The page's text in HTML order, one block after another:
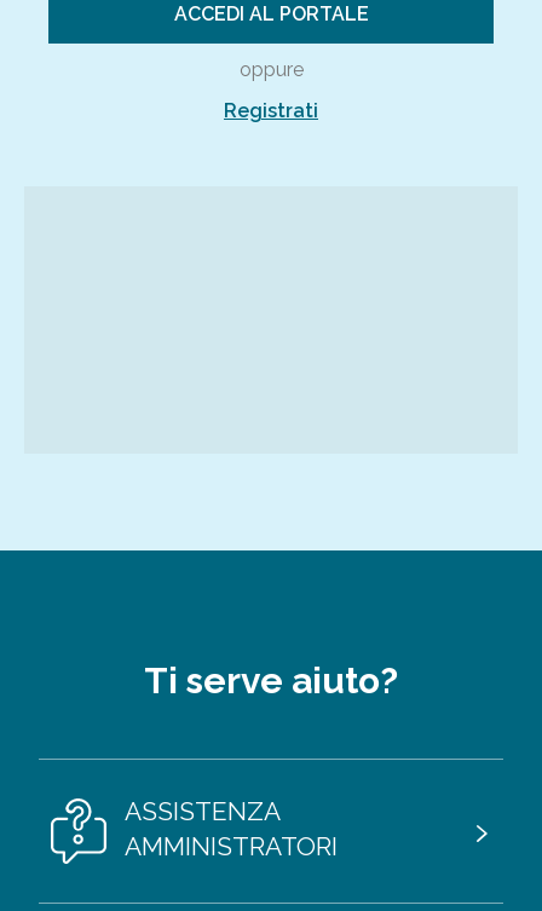
ACCEDI AL PORTALE
oppure
Registrati
Ti serve aiuto?
ASSISTENZA
AMMINISTRATORI